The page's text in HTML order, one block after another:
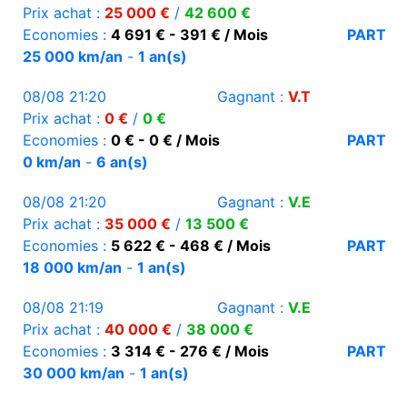
Prix achat : 25 000 € / 42 600 €
Economies : 4 691 € - 391 € / Mois
PART
25 000 km/an - 1 an(s)
08/08 21:20 Gagnant : V.T
Prix achat : 0 € / 0 €
Economies : 0 € - 0 € / Mois
PART
0 km/an - 6 an(s)
08/08 21:20 Gagnant : V.E
Prix achat : 35 000 € / 13 500 €
Economies : 5 622 € - 468 € / Mois
PART
18 000 km/an - 1 an(s)
08/08 21:19 Gagnant : V.E
Prix achat : 40 000 € / 38 000 €
Economies : 3 314 € - 276 € / Mois
PART
30 000 km/an - 1 an(s)